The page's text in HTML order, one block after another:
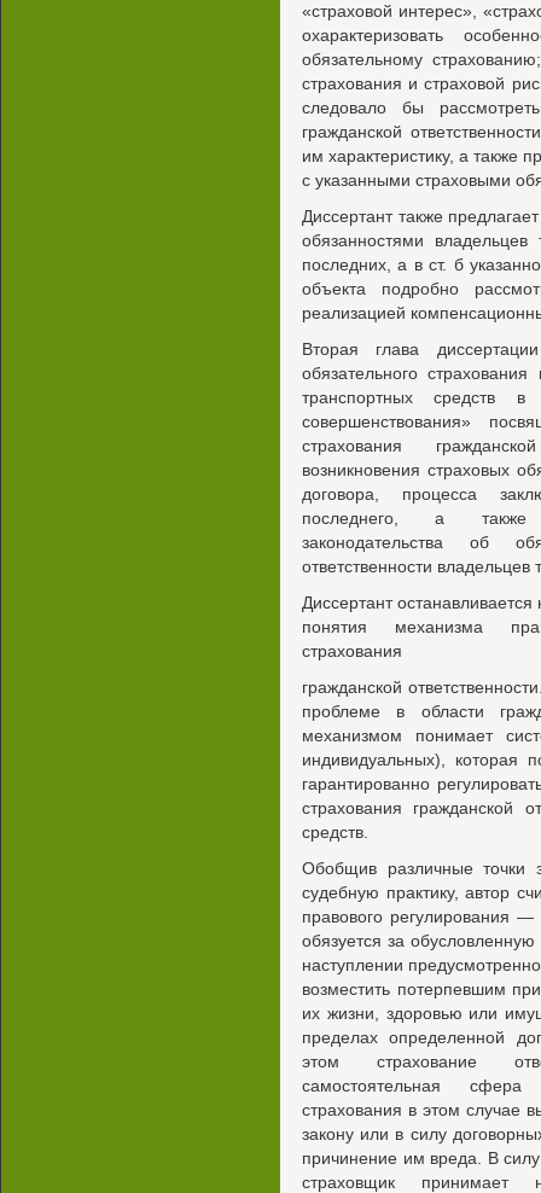
«страховой интерес»,
охарактеризовать
обязательному
страхования и страховой
следовало бы
гражданской
им характеристику, а также
с указанными страховыми
Диссертант также
обязанностями
последних, а в ст. б
объекта подробно
реализацией
Вторая глава
обязательного страхования
транспортных средств
совершенствования»
страхования
возникновения страховых
договора, процесса
последнего, а также
законодательства об
ответственности владельцев
Диссертант
понятия механизма
страхования
гражданской
проблеме в области
механизмом понимает
индивидуальных), которая
гарантированно
страхования гражданской
средств.
Обобщив различные точки
судебную практику, автор
правового регулирования
обязуется за
наступлении
возместить потерпевшим
их жизни, здоровью или
пределах определенной
этом страхование
самостоятельная
страхования в этом случае
закону или в силу
причинение им вреда. В
страховщик принимает